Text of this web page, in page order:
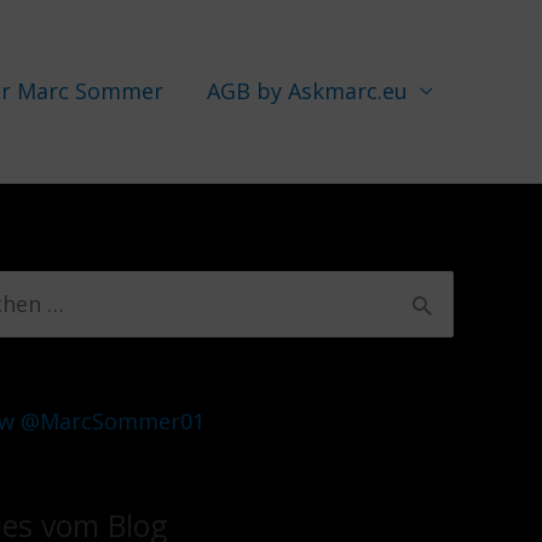
Marc Sommer AGB by Askmarc.eu
@MarcSommer01
vom Blog